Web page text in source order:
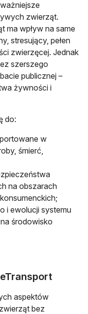
zwierząt.
ma wpływ na same
stresujący, pełen
zwierzęcej. Jednak
szerszego
publicznej –
żywności i
do:
w
śmierć,
na obszarach
i ewolucji systemu
środowisko
aspektów
bez